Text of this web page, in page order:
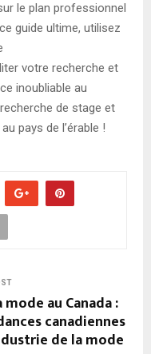
le plan professionnel
guide ultime, utilisez
votre recherche et
inoubliable au
de stage et
pays de l’érable !
au Canada :
canadiennes
de la mode